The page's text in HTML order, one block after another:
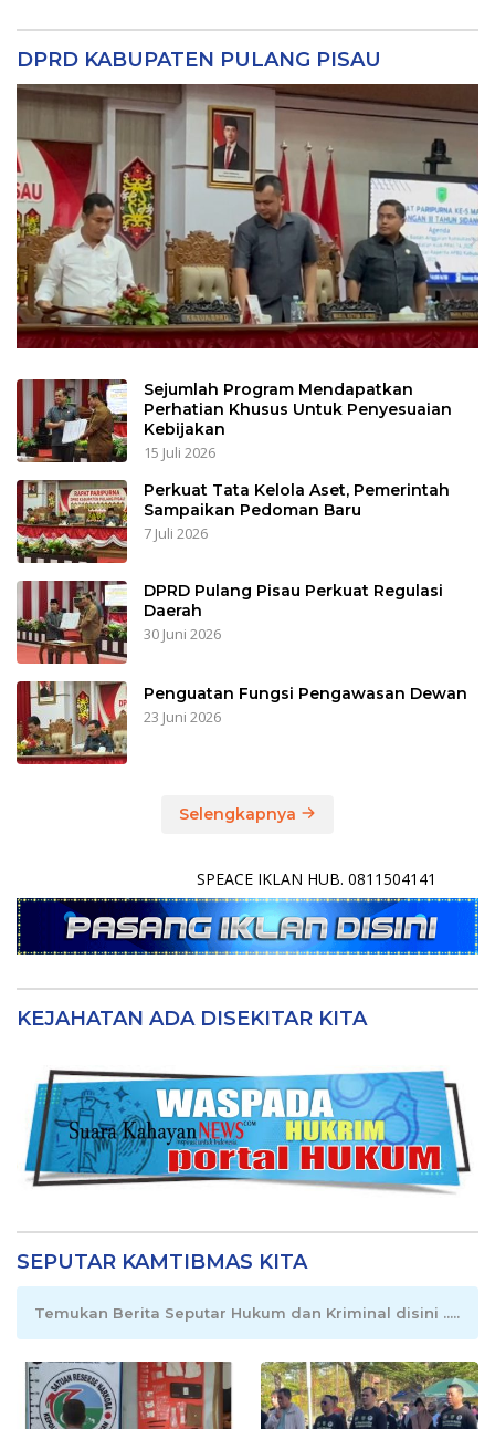
DPRD KABUPATEN PULANG PISAU
Sejumlah Program Mendapatkan
Perhatian Khusus Untuk Penyesuaian
Kebijakan
15 Juli 2026
Perkuat Tata Kelola Aset, Pemerintah
Sampaikan Pedoman Baru
7 Juli 2026
DPRD Pulang Pisau Perkuat Regulasi
Daerah
30 Juni 2026
Penguatan Fungsi Pengawasan Dewan
23 Juni 2026
Selengkapnya
SPEACE IKLAN HUB. 0811504141
KEJAHATAN ADA DISEKITAR KITA
SEPUTAR KAMTIBMAS KITA
Temukan Berita Seputar Hukum dan Kriminal disini .....